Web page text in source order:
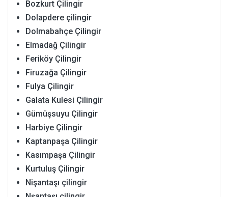
Bozkurt Çilingir
Dolapdere çilingir
Dolmabahçe Çilingir
Elmadağ Çilingir
Feriköy Çilingir
Firuzağa Çilingir
Fulya Çilingir
Galata Kulesi Çilingir
Gümüşsuyu Çilingir
Harbiye Çilingir
Kaptanpaşa Çilingir
Kasımpaşa Çilingir
Kurtuluş Çilingir
Nişantaşı çilingir